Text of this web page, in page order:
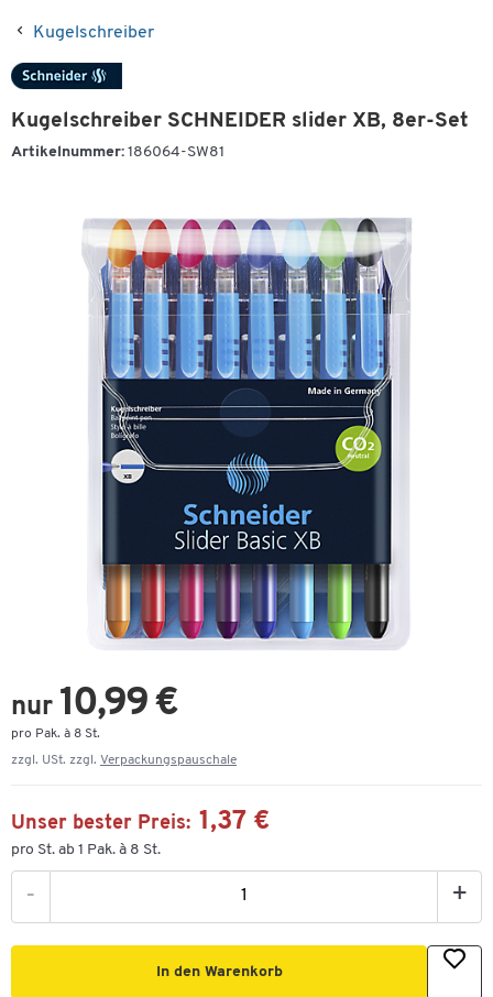
Kugelschreiber
Kugelschreiber SCHNEIDER slider XB, 8er-Set
Artikelnummer: 186064-SW81
nur 10,99 €
pro Pak. à 8 St.
zzgl. USt. zzgl. Verpackungspauschale
Unser bester Preis: 1,37 €
pro St. ab 1 Pak. à 8 St.
- +
In den Warenkorb